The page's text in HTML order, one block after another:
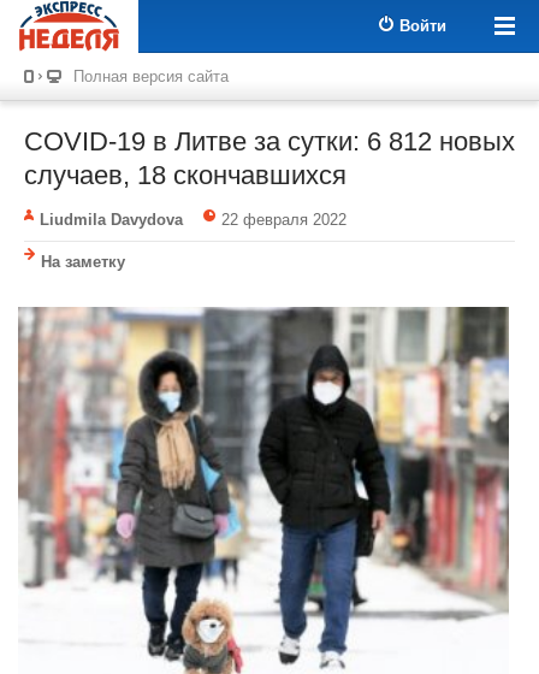
Войти
Полная версия сайта
COVID-19 в Литве за сутки: 6 812 новых
случаев, 18 скончавшихся
Liudmila Davydova 22 февраля 2022
На заметку